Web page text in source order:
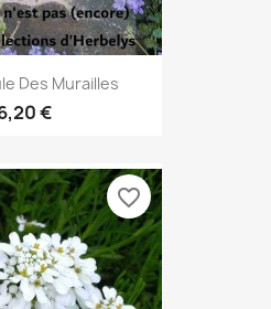
Des Murailles
€
favorite_border